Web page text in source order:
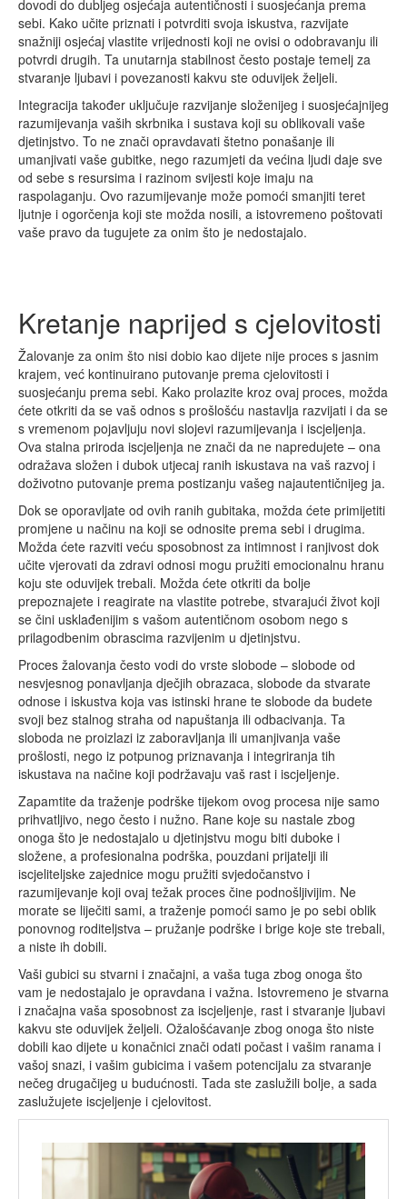
dovodi do dubljeg osjećaja autentičnosti i suosjećanja prema
sebi. Kako učite priznati i potvrditi svoja iskustva, razvijate
snažniji osjećaj vlastite vrijednosti koji ne ovisi o odobravanju ili
potvrdi drugih. Ta unutarnja stabilnost često postaje temelj za
stvaranje ljubavi i povezanosti kakvu ste oduvijek željeli.
Integracija također uključuje razvijanje složenijeg i suosjećajnijeg
razumijevanja vaših skrbnika i sustava koji su oblikovali vaše
djetinjstvo. To ne znači opravdavati štetno ponašanje ili
umanjivati vaše gubitke, nego razumjeti da većina ljudi daje sve
od sebe s resursima i razinom svijesti koje imaju na
raspolaganju. Ovo razumijevanje može pomoći smanjiti teret
ljutnje i ogorčenja koji ste možda nosili, a istovremeno poštovati
vaše pravo da tugujete za onim što je nedostajalo.
Kretanje naprijed s cjelovitosti
Žalovanje za onim što nisi dobio kao dijete nije proces s jasnim
krajem, već kontinuirano putovanje prema cjelovitosti i
suosjećanju prema sebi. Kako prolazite kroz ovaj proces, možda
ćete otkriti da se vaš odnos s prošlošću nastavlja razvijati i da se
s vremenom pojavljuju novi slojevi razumijevanja i iscjeljenja.
Ova stalna priroda iscjeljenja ne znači da ne napredujete – ona
odražava složen i dubok utjecaj ranih iskustava na vaš razvoj i
doživotno putovanje prema postizanju vašeg najautentičnijeg ja.
Dok se oporavljate od ovih ranih gubitaka, možda ćete primijetiti
promjene u načinu na koji se odnosite prema sebi i drugima.
Možda ćete razviti veću sposobnost za intimnost i ranjivost dok
učite vjerovati da zdravi odnosi mogu pružiti emocionalnu hranu
koju ste oduvijek trebali. Možda ćete otkriti da bolje
prepoznajete i reagirate na vlastite potrebe, stvarajući život koji
se čini usklađenijim s vašom autentičnom osobom nego s
prilagodbenim obrascima razvijenim u djetinjstvu.
Proces žalovanja često vodi do vrste slobode – slobode od
nesvjesnog ponavljanja dječjih obrazaca, slobode da stvarate
odnose i iskustva koja vas istinski hrane te slobode da budete
svoji bez stalnog straha od napuštanja ili odbacivanja. Ta
sloboda ne proizlazi iz zaboravljanja ili umanjivanja vaše
prošlosti, nego iz potpunog priznavanja i integriranja tih
iskustava na načine koji podržavaju vaš rast i iscjeljenje.
Zapamtite da traženje podrške tijekom ovog procesa nije samo
prihvatljivo, nego često i nužno. Rane koje su nastale zbog
onoga što je nedostajalo u djetinjstvu mogu biti duboke i
složene, a profesionalna podrška, pouzdani prijatelji ili
iscjeliteljske zajednice mogu pružiti svjedočanstvo i
razumijevanje koji ovaj težak proces čine podnošljivijim. Ne
morate se liječiti sami, a traženje pomoći samo je po sebi oblik
ponovnog roditeljstva – pružanje podrške i brige koje ste trebali,
a niste ih dobili.
Vaši gubici su stvarni i značajni, a vaša tuga zbog onoga što
vam je nedostajalo je opravdana i važna. Istovremeno je stvarna
i značajna vaša sposobnost za iscjeljenje, rast i stvaranje ljubavi
kakvu ste oduvijek željeli. Ožalošćavanje zbog onoga što niste
dobili kao dijete u konačnici znači odati počast i vašim ranama i
vašoj snazi, i vašim gubicima i vašem potencijalu za stvaranje
nečeg drugačijeg u budućnosti. Tada ste zaslužili bolje, a sada
zaslužujete iscjeljenje i cjelovitost.